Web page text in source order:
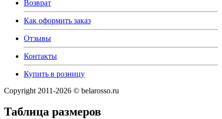
Возврат
Как оформить заказ
Отзывы
Контакты
Купить в розницу
Copyright 2011-2026 © belarosso.ru
Таблица размеров